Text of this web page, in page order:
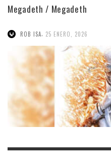
Megadeth / Megadeth
ROB ISA 25 ENERO, 2026